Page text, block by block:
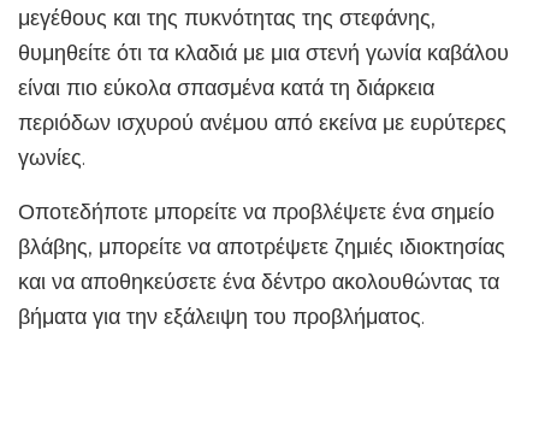
μεγέθους και της πυκνότητας της στεφάνης,
θυμηθείτε ότι τα κλαδιά με μια στενή γωνία καβάλου
είναι πιο εύκολα σπασμένα κατά τη διάρκεια
περιόδων ισχυρού ανέμου από εκείνα με ευρύτερες
γωνίες.
Οποτεδήποτε μπορείτε να προβλέψετε ένα σημείο
βλάβης, μπορείτε να αποτρέψετε ζημιές ιδιοκτησίας
και να αποθηκεύσετε ένα δέντρο ακολουθώντας τα
βήματα για την εξάλειψη του προβλήματος.